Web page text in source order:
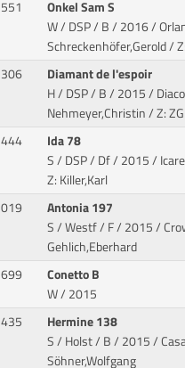
551
Onkel Sam S
W / DSP / B / 2016 /
Schreckenhöfer,Gerold /
306
Diamant de l'espoir
H / DSP / B / 2015 /
Nehmeyer,Christin / Z:
444
Ida 78
S / DSP / Df / 2015 /
Z: Killer,Karl
019
Antonia 197
S / Westf / F / 2015 /
Gehlich,Eberhard
699
Conetto B
W / 2015
435
Hermine 138
S / Holst / B / 2015 /
Söhner,Wolfgang